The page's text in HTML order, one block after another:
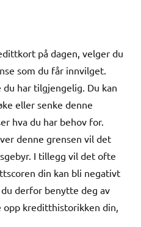
på dagen, velger du
som du får innvilget.
har tilgjengelig. Du kan
eller senke denne
hva du har behov for.
denne grensen vil det
I tillegg vil det ofte
din kan bli negativt
derfor benytte deg av
kreditthistorikken din,